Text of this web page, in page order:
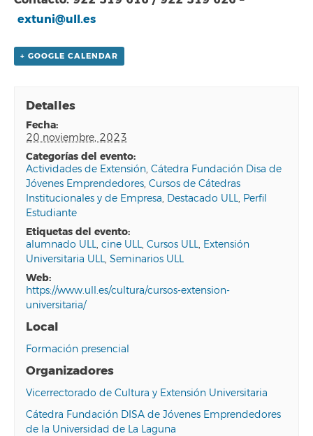
extuni@ull.es
+ GOOGLE CALENDAR
Detalles
fecha:
20 noviembre, 2023
categorías del evento:
Actividades de Extensión,Cátedra Fundación Disa de
Jóvenes Emprendedores,Cursos de Cátedras
Institucionales y de Empresa, Destacado ULL, Perfil
Estudiante
etiquetas del evento:
alumnado ULL,cine ULL,Cursos ULL, Extensión
Universitaria ULL,Seminarios ULL
web:
https://www.ull.es/cultura/cursos-extension-
universitaria/
Local
Formación presencial
Organizadores
Vicerrectorado de Cultura y Extensión Universitaria
Cátedra Fundación DISA de Jóvenes Emprendedores
de la Universidad de La Laguna